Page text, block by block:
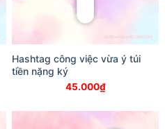
Hashtag công việc vừa ý túi
tiền nặng ký
45.000₫